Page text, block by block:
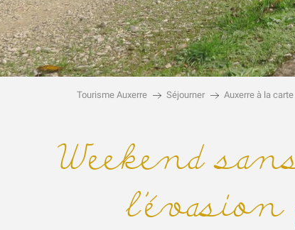
Tourisme Auxerre Séjourner Auxerre à la carte
Weekend